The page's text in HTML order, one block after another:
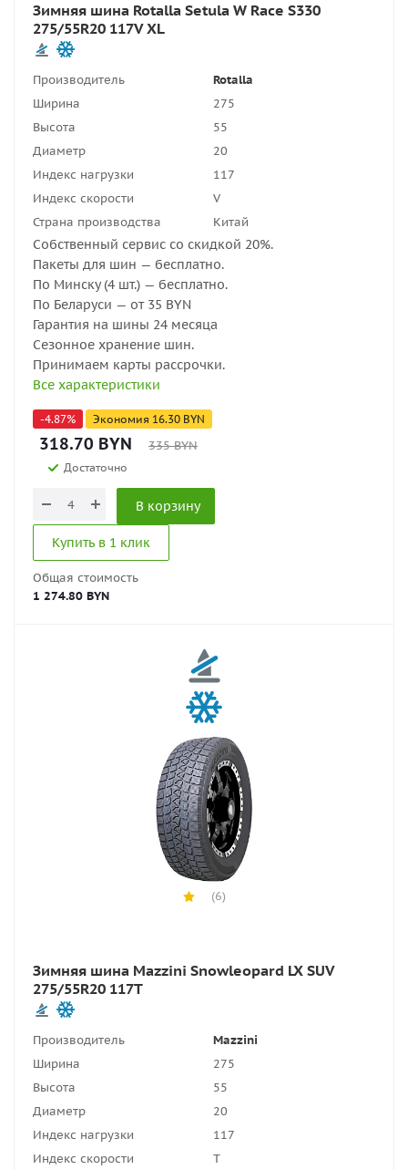
Зимняя шина Rotalla Setula W Race S330
275/55R20 117V XL
Производитель
Rotalla
Ширина
275
Высота
55
Диаметр
20
Индекс нагрузки
117
Индекс скорости
V
Страна производства
Китай
Собственный сервис со скидкой 20%.
Пакеты для шин — бесплатно.
По Минску (4 шт.) — бесплатно.
По Беларуси — от 35 BYN
Гарантия на шины 24 месяца
Сезонное хранение шин.
Принимаем карты рассрочки.
Все характеристики
-4.87% Экономия 16.30 BYN
318.70 BYN 335BYN
Достаточно
В корзину
Купить в 1 клик
Общая стоимость
1 274.80 BYN
(6)
Зимняя шина Mazzini Snowleopard LX SUV
275/55R20 117T
Производитель
Mazzini
Ширина
275
Высота
55
Диаметр
20
Индекс нагрузки
117
Индекс скорости
T